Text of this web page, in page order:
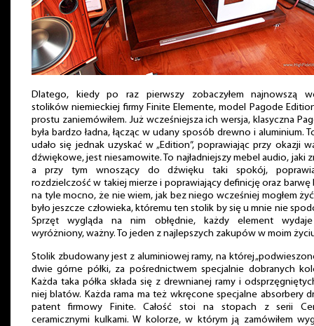
Dlatego, kiedy po raz pierwszy zobaczyłem najnowszą
stolików niemieckiej firmy Finite Elemente, model Pagode
prostu zaniemówiłem. Już wcześniejsza ich wersja, klasyczna
była bardzo ładna, łącząc w udany sposób drewno i aluminium.
udało się jednak uzyskać w „Edition”, poprawiając przy okazji
dźwiękowe, jest niesamowite. To najładniejszy mebel audio, jaki
a przy tym wnoszący do dźwięku taki spokój,
rozdzielczość w takiej mierze i poprawiający definicję oraz barwę
na tyle mocno, że nie wiem, jak bez niego wcześniej mogłem
było jeszcze człowieka, któremu ten stolik by się u mnie nie
Sprzęt wygląda na nim obłędnie, każdy element
wyróżniony, ważny. To jeden z najlepszych zakupów w moim
Stolik zbudowany jest z aluminiowej ramy, na której
dwie górne półki, za pośrednictwem specjalnie dobranych
Każda taka półka składa się z drewnianej ramy i
niej blatów. Każda rama ma też wkręcone specjalne absorbery
patent firmowy Finite. Całość stoi na stopach z serii
ceramicznymi kulkami. W kolorze, w którym ją zamówiłem